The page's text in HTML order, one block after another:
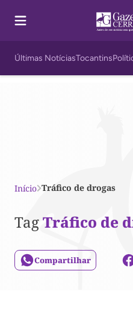
Últimas NotíciasTocantins
Início Tráfico de drogas
TagTráfico de
Compartilhar